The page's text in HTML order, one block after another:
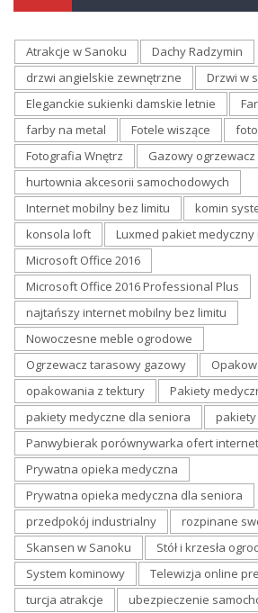
Atrakcje w Sanoku
Dachy Radzymin
drzwi angielskie zewnętrzne
Drzwi w
Eleganckie sukienki damskie letnie
farby na metal
Fotele wiszące
Fotografia Wnętrz
Gazowy
hurtownia akcesorii samochodowych
Internet mobilny bez limitu
komin
konsola loft
Luxmed pakiet
Microsoft Office 2016
Microsoft Office 2016 Professional Plus
najtańszy internet mobilny bez limitu
Nowoczesne meble ogrodowe
Ogrzewacz tarasowy gazowy
opakowania z tektury
Pakiety
pakiety medyczne dla seniora
Panwybierak porównywarka ofert
Prywatna opieka medyczna
Prywatna opieka medyczna dla seniora
przedpokój industrialny
rozpinane
Skansen w Sanoku
Stół i krzesła
System kominowy
Telewizja online
turcja atrakcje
ubezpieczenie